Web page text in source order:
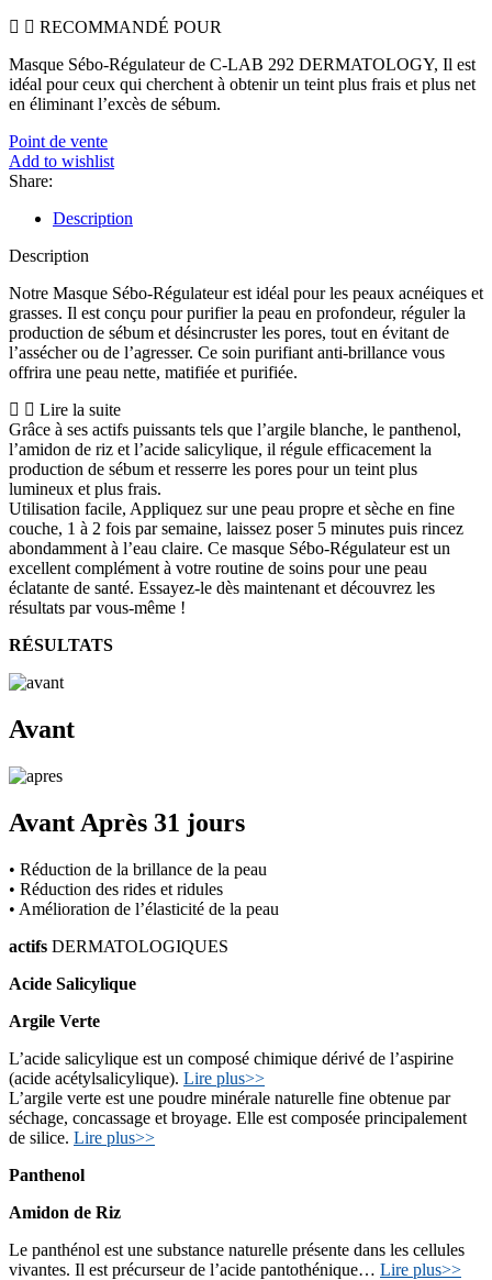
RECOMMANDÉ POUR
Masque Sébo-Régulateur de C-LAB 292 DERMATOLOGY, Il est
idéal pour ceux qui cherchent à obtenir un teint plus frais et plus net
en éliminant l’excès de sébum.
Point de vente
Add to wishlist
Share:
Description
Description
Notre Masque Sébo-Régulateur est idéal pour les peaux acnéiques et
grasses. Il est conçu pour purifier la peau en profondeur, réguler la
production de sébum et désincruster les pores, tout en évitant de
l’assécher ou de l’agresser. Ce soin purifiant anti-brillance vous
offrira une peau nette, matifiée et purifiée.
Lire la suite
Grâce à ses actifs puissants tels que l’argile blanche, le panthenol,
l’amidon de riz et l’acide salicylique, il régule efficacement la
production de sébum et resserre les pores pour un teint plus
lumineux et plus frais.
Utilisation facile, Appliquez sur une peau propre et sèche en fine
couche, 1 à 2 fois par semaine, laissez poser 5 minutes puis rincez
abondamment à l’eau claire. Ce masque Sébo-Régulateur est un
excellent complément à votre routine de soins pour une peau
éclatante de santé. Essayez-le dès maintenant et découvrez les
résultats par vous-même !
RÉSULTATS
Avant
Avant Après 31 jours
• Réduction de la brillance de la peau
• Réduction des rides et ridules
• Amélioration de l’élasticité de la peau
actifs DERMATOLOGIQUES
Acide Salicylique
Argile Verte
L’acide salicylique est un composé chimique dérivé de l’aspirine
(acide acétylsalicylique). Lire plus>>
L’argile verte est une poudre minérale naturelle fine obtenue par
séchage, concassage et broyage. Elle est composée principalement
de silice. Lire plus>>
Panthenol
Amidon de Riz
Le panthénol est une substance naturelle présente dans les cellules
vivantes. Il est précurseur de l’acide pantothénique… Lire plus>>